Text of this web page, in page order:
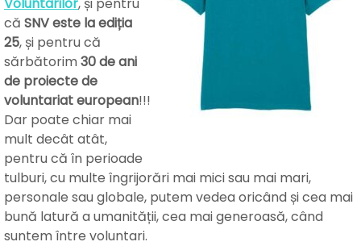
că SNV este la ediția
25, și pentru că
sărbătorim 30 de ani
de proiecte de
voluntariat european!!!
Dar poate chiar mai
mult decât atât,
pentru că în perioade
tulburi, cu multe îngrijorări mai mici sau mai mari,
personale sau globale, putem vedea oricând și cea mai
bună latură a umanității, cea mai generoasă, când
suntem între voluntari.